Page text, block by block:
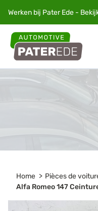
Werken bij Pater Ede -
Home
Pièces de
Alfa Romeo 147